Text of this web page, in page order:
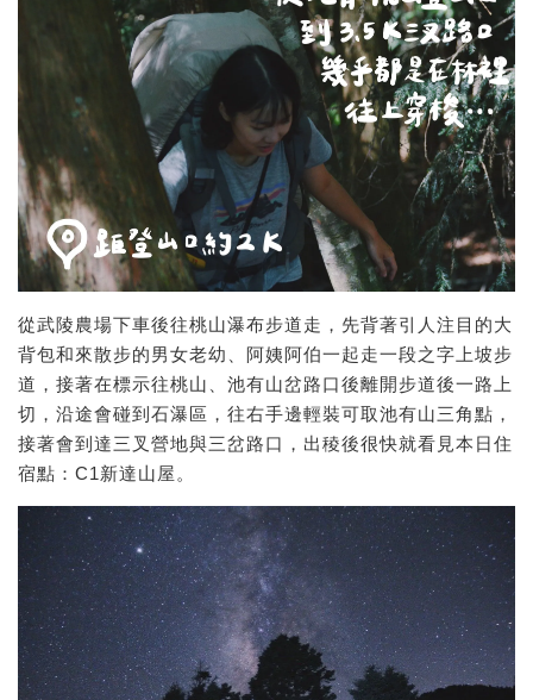
從武陵農場下車後往桃山瀑布步道走，先背著引人注目的大
背包和來散步的男女老幼、阿姨阿伯一起走一段之字上坡步
道，接著在標示往桃山、池有山岔路口後離開步道後一路上
切，沿途會碰到石瀑區，往右手邊輕裝可取池有山三角點，
接著會到達三叉營地與三岔路口，出稜後很快就看見本日住
宿點：C1新達山屋。